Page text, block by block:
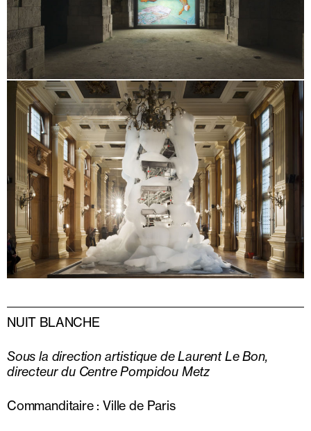
NUIT BLANCHE
Sous la direction artistique de Laurent Le Bon,
directeur du Centre Pompidou Metz
Commanditaire : Ville de Paris